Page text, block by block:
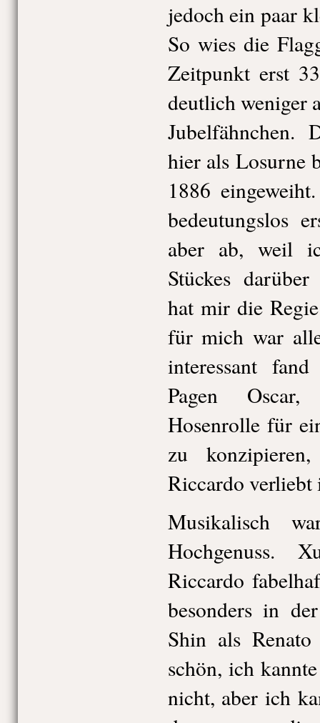
jedoch ein paar
So wies die
Zeitpunkt erst
deutlich weniger
Jubelfähnchen.
hier als Losurne
1886
bedeutungslos
aber ab, weil
Stückes
hat mir die
für mich war
interessant
Pagen Oscar,
Hosenrolle für
zu
Riccardo verliebt
Musikalisch
Hochgenuss.
Riccardo
besonders in
Shin als
schön, ich
nicht, aber ich